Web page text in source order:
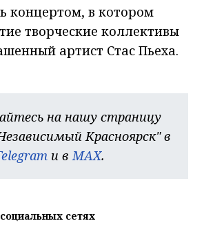
концертом, в котором
творческие коллективы
артист Стас Пьеха.
на нашу страницу
Красноярск" в
и в MAX.
сетях